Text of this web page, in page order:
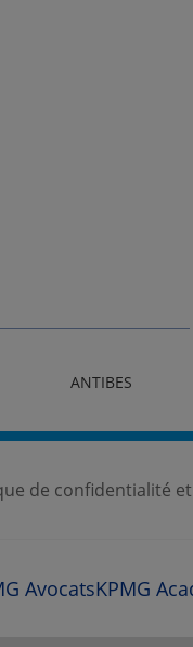
ANTIBES
de confidentialité
AvocatsKPMG